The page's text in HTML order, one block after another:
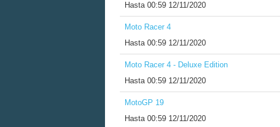
Hasta 00:59 12/11/2020
Moto Racer 4
Hasta 00:59 12/11/2020
Moto Racer 4 - Deluxe Edition
Hasta 00:59 12/11/2020
MotoGP 19
Hasta 00:59 12/11/2020